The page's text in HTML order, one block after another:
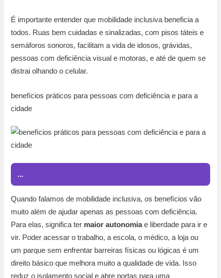
É importante entender que mobilidade inclusiva beneficia a
todos. Ruas bem cuidadas e sinalizadas, com pisos táteis e
semáforos sonoros, facilitam a vida de idosos, grávidas,
pessoas com deficiência visual e motoras, e até de quem se
distrai olhando o celular.
benefícios práticos para pessoas com deficiência e para a
cidade
...
Quando falamos de mobilidade inclusiva, os benefícios vão
muito além de ajudar apenas as pessoas com deficiência.
Para elas, significa ter maior autonomiae liberdade para ir e
vir. Poder acessar o trabalho, a escola, o médico, a loja ou
um parque sem enfrentar barreiras físicas ou lógicas é um
direito básico que melhora muito a qualidade de vida. Isso
reduz o isolamento social e abre portas para uma